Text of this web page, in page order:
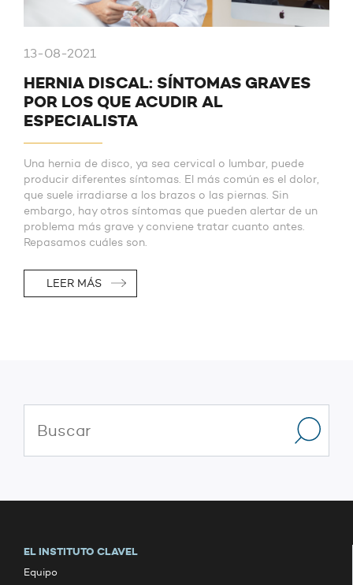
13-08-2021
HERNIA DISCAL: SÍNTOMAS GRAVES
POR LOS QUE ACUDIR AL
ESPECIALISTA
Una hernia de disco, ya sea cervical o lumbar, puede
producir diferentes síntomas. El más común es el dolor,
que suele irradiarse a los brazos o las piernas. Sin
embargo, hay otros síntomas que pueden alertar de un
problema más grave y conviene tratar cuanto antes.
Repasamos cuáles son.
LEER MÁS
EL INSTITUTO CLAVEL
Equipo